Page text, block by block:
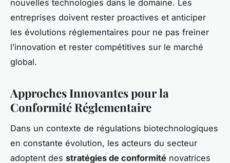
nouvelles technologies dans le domaine. Les
entreprises doivent rester proactives et anticiper
les évolutions réglementaires pour ne pas freiner
l’innovation et rester compétitives sur le marché
global.
Approches Innovantes pour la
Conformité Réglementaire
Dans un contexte de régulations biotechnologiques
en constante évolution, les acteurs du secteur
adoptent des stratégies de conformité novatrices